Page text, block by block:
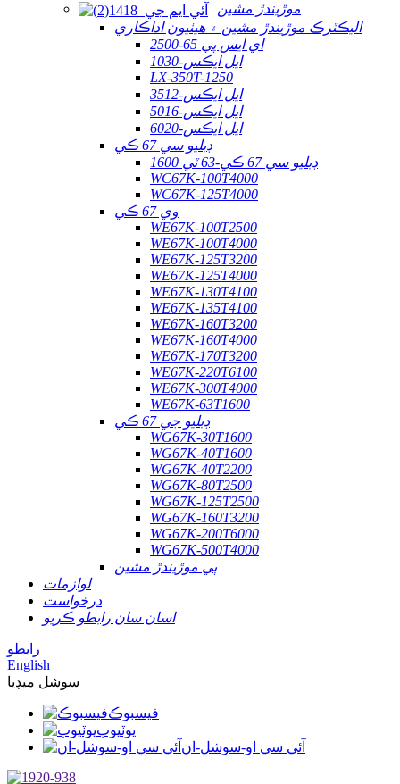
موڙيندڙ مشين
اليڪٽرڪ موڙيندڙ مشين ۽ هيٺيون اداڪاري
اي ايس پي 65-2500
ايل ايڪس-1030
LX-350T-1250
ايل ايڪس-3512
ايل ايڪس-5016
ايل ايڪس-6020
ڊبليو سي 67 ڪي
ڊبليو سي 67 ڪي-63 ٽي 1600
WC67K-100T4000
WC67K-125T4000
وي 67 ڪي
WE67K-100T2500
WE67K-100T4000
WE67K-125T3200
WE67K-125T4000
WE67K-130T4100
WE67K-135T4100
WE67K-160T3200
WE67K-160T4000
WE67K-170T3200
WE67K-220T6100
WE67K-300T4000
WE67K-63T1600
ڊبليو جي 67 ڪي
WG67K-30T1600
WG67K-40T1600
WG67K-40T2200
WG67K-80T2500
WG67K-125T2500
WG67K-160T3200
WG67K-200T6000
WG67K-500T4000
ٻي موڙيندڙ مشين
لوازمات
درخواست
اسان سان رابطو ڪريو
رابطو
English
سوشل ميڊيا
فيسبوڪ
يوٽيوب
آئي سي او-سوشل-ان